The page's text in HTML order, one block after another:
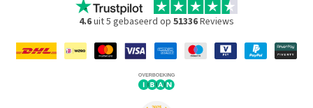
4.6uit 5 gebaseerd op 51336Reviews